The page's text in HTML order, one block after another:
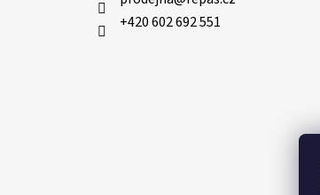
+420 602 692 551